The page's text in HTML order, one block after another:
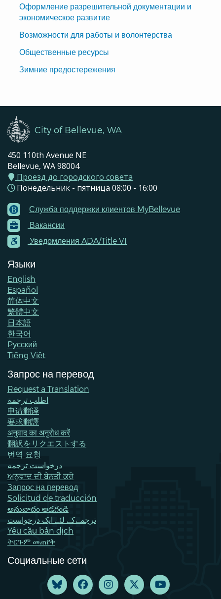
Оформление разрешительной документации и
экономическое развитие
Возможности для работы и волонтерства
Общественные ресурсы
Зимние предостережения
City of Bellevue, WA
450 110th Avenue NE
Bellevue, WA 98004
Проезд до городского совета
Понедельник - пятница 08:00 - 16:00
Footer
Menu
Contacts
Служба поддержки клиентов MyBellevue
Вакансии
Уведомления ADA/Title VI
Языки
English
Español
简体中文
繁體中文
日本語
한국어
Pусский
Tiếng Việt
Запрос на перевод
Request a Translation
اطلب ترجمة
申请翻译
要求翻譯
अनुवाद का अनुरोध करें
翻訳をリクエストする
번역 요청
درخواست ترجمه
ਅਨੁਵਾਦ ਦੀ ਬੇਨਤੀ ਕਰੋ
Запрос на перевод
Solicitud de traducción
అనువాదం అడగండి
ترجمےکے لئے ایک درخواست
Yêu cầu bản dịch
ትርጉም መጠየቅ
Социальные сети